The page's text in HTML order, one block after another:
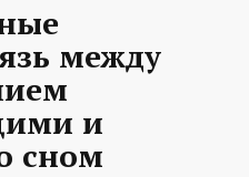
между
и
сном